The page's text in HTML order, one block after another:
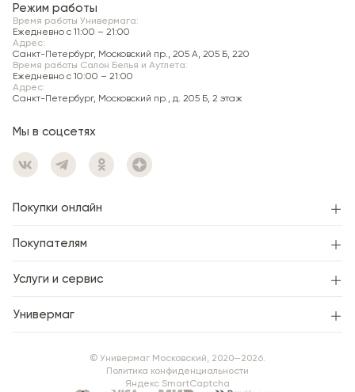
Режим работы
Время работы Универмага:
Ежедневно c 11:00 – 21:00
Адрес:
Санкт-Петербург, Московский пр., 205 А, 205 Б, 220
Время работы Салон Белья и Аутлета:
Ежедневно c 10:00 – 21:00
Адрес:
Санкт-Петербург, Московский пр., д. 205 Б, 2 этаж
Мы в соцсетях
Покупки онлайн
Покупателям
Услуги и сервис
Универмаг
© Универмаг Московский, 2020—2026.
Политика конфиденциальности
Яндекс SmartCaptcha